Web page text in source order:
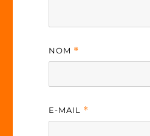
NOM *
E-MAIL *